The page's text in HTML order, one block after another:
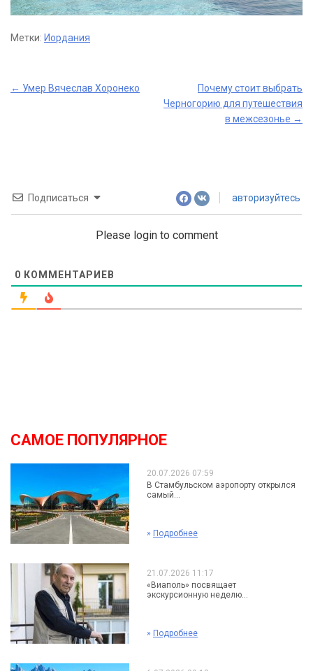
Метки: Иордания
Post
← Умер Вячеслав Хоронеко
Почему стоит выбрать
Черногорию для путешествия
в межсезонье →
Подписаться авторизуйтесь
Please login to comment
0 КОММЕНТАРИЕВ
САМОЕ ПОПУЛЯРНОЕ
20.07.2026 07:59
В Стамбульском аэропорту открылся
самый...
» Подробнее
21.07.2026 11:17
«Виаполь» посвящает
экскурсионную неделю...
» Подробнее